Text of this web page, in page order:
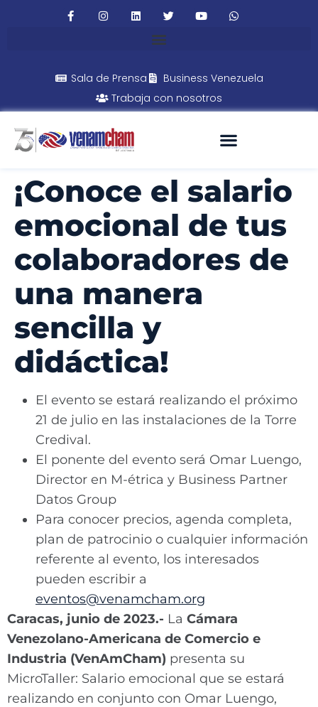
Sala de Prensa
Business Venezuela
Trabaja con nosotros
¡Conoce el salario
emocional de tus
colaboradores de
una manera
sencilla y
didáctica!
El evento se estará realizando el próximo
21 de julio en las instalaciones de la Torre
Credival.
El ponente del evento será Omar Luengo,
Director en M-étrica y Business Partner
Datos Group
Para conocer precios, agenda completa,
plan de patrocinio o cualquier información
referente al evento, los interesados
pueden escribir a
eventos@venamcham.org
Caracas, junio de 2023.- La Cámara
Venezolano-Americana de Comercio e
Industria (VenAmCham) presenta su
MicroTaller: Salario emocional que se estará
realizando en conjunto con Omar Luengo,